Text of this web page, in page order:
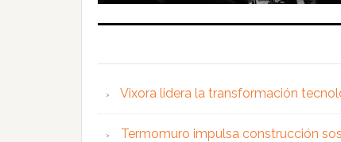
Vixora lidera la transformación
Termomuro impulsa construcción